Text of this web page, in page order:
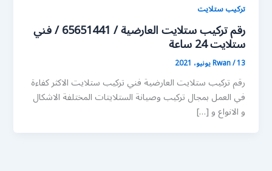
تركيب ستلايت
رقم تركيب ستلايت العارضية / 65651441 / فني
ستلايت 24 ساعة
Rwan/13 يونيو، 2021
رقم تركيب ستلايت العارضية فني تركيب ستلايت الاكثر كفاءة
في العمل بمجال تركيب وصيانة الستلايتات المختلفة الاشكال
و الانواع و […]